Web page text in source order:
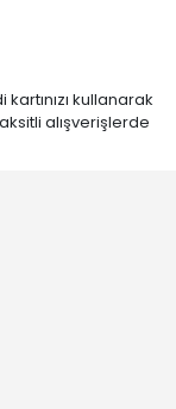
kullanarak
alışverişlerde